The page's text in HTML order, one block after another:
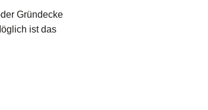
Gründecke
ist das